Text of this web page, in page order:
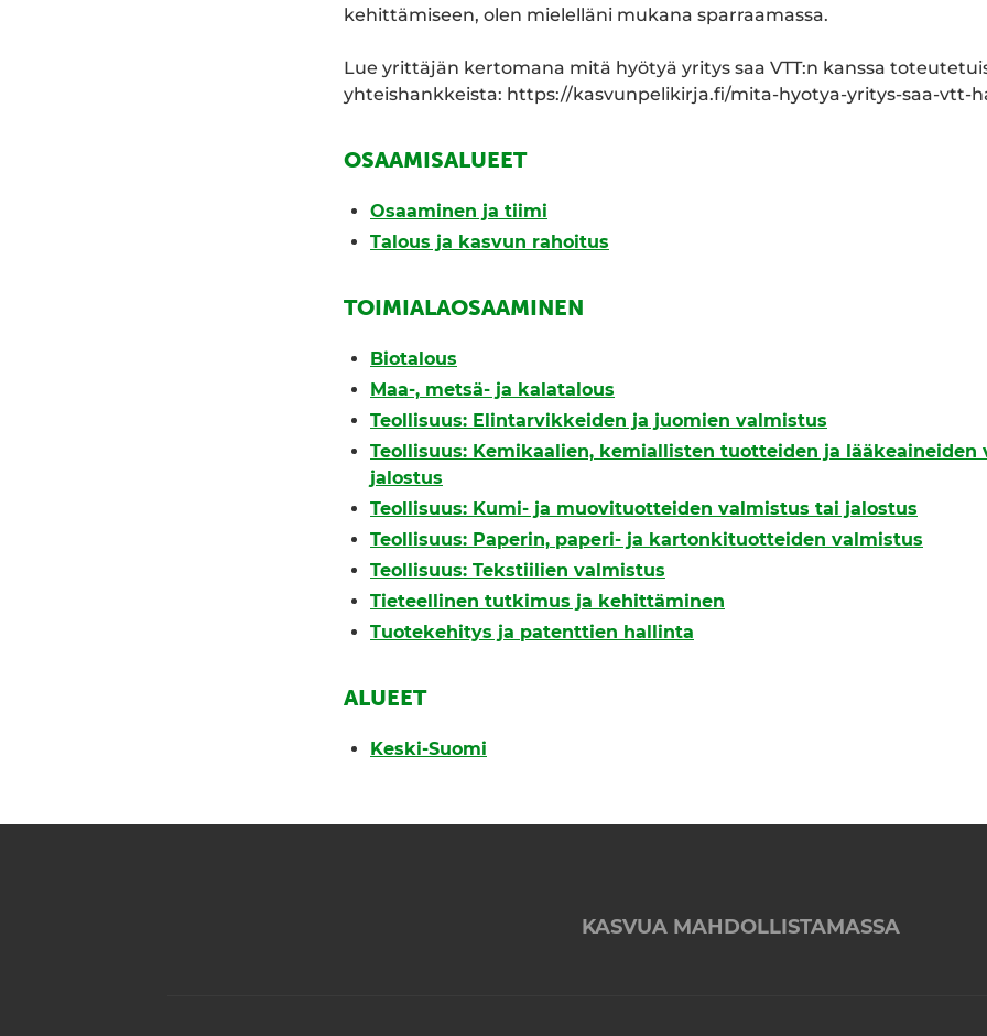
kehittämiseen, olen mielelläni mukana sparraamassa.
Lue yrittäjän kertomana mitä hyötyä yritys saa VTT:n kanssa
yhteishankkeista: https://kasvunpelikirja.fi/mita-hyotya-yritys-saa-vtt-
OSAAMISALUEET
Osaaminen ja tiimi
Talous ja kasvun rahoitus
TOIMIALAOSAAMINEN
Biotalous
Maa-, metsä- ja kalatalous
Teollisuus: Elintarvikkeiden ja juomien valmistus
Teollisuus: Kemikaalien, kemiallisten tuotteiden ja lääkeaineiden
jalostus
Teollisuus: Kumi- ja muovituotteiden valmistus tai jalostus
Teollisuus: Paperin, paperi- ja kartonkituotteiden valmistus
Teollisuus: Tekstiilien valmistus
Tieteellinen tutkimus ja kehittäminen
Tuotekehitys ja patenttien hallinta
ALUEET
Keski-Suomi
KASVUA MAHDOLLISTAMASSA